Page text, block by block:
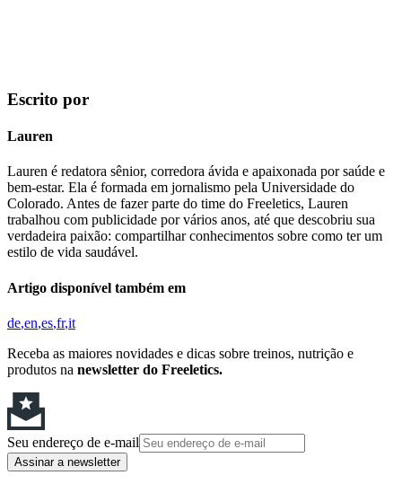
Escrito por
Lauren
Lauren é redatora sênior, corredora ávida e apaixonada por saúde e
bem-estar. Ela é formada em jornalismo pela Universidade do
Colorado. Antes de fazer parte do time do Freeletics, Lauren
trabalhou com publicidade por vários anos, até que descobriu sua
verdadeira paixão: compartilhar conhecimentos sobre como ter um
estilo de vida saudável.
Artigo disponível também em
de en es fr it
Receba as maiores novidades e dicas sobre treinos, nutrição e
produtos na newsletter do Freeletics.
Seu endereço de e-mail
Assinar a newsletter